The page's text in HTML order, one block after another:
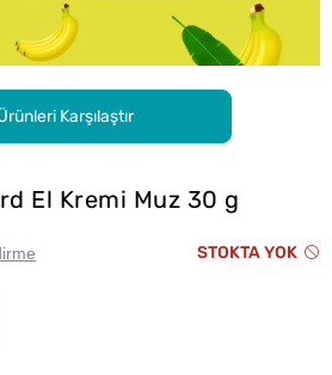
Karşılaştır
El Kremi Muz 30 g
STOKTA YOK